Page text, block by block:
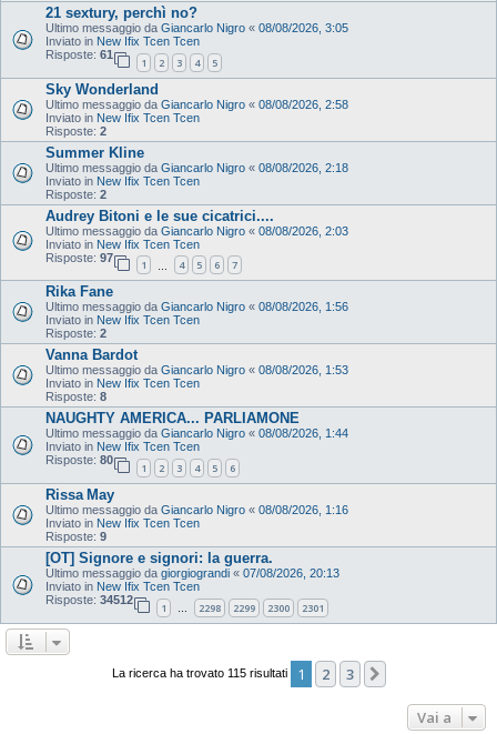
21 sextury, perchì no?
Ultimo messaggio da Giancarlo Nigro « 08/08/2026, 3:05
Inviato in New Ifix Tcen Tcen
Risposte: 61
1 2 3 4 5
Sky Wonderland
Ultimo messaggio da Giancarlo Nigro « 08/08/2026, 2:58
Inviato in New Ifix Tcen Tcen
Risposte: 2
Summer Kline
Ultimo messaggio da Giancarlo Nigro « 08/08/2026, 2:18
Inviato in New Ifix Tcen Tcen
Risposte: 2
Audrey Bitoni e le sue cicatrici....
Ultimo messaggio da Giancarlo Nigro « 08/08/2026, 2:03
Inviato in New Ifix Tcen Tcen
Risposte: 97
1 4 5 6 7
Rika Fane
Ultimo messaggio da Giancarlo Nigro « 08/08/2026, 1:56
Inviato in New Ifix Tcen Tcen
Risposte: 2
Vanna Bardot
Ultimo messaggio da Giancarlo Nigro « 08/08/2026, 1:53
Inviato in New Ifix Tcen Tcen
Risposte: 8
NAUGHTY AMERICA... PARLIAMONE
Ultimo messaggio da Giancarlo Nigro « 08/08/2026, 1:44
Inviato in New Ifix Tcen Tcen
Risposte: 80
1 2 3 4 5 6
Rissa May
Ultimo messaggio da Giancarlo Nigro « 08/08/2026, 1:16
Inviato in New Ifix Tcen Tcen
Risposte: 9
[OT] Signore e signori: la guerra.
Ultimo messaggio da giorgiograndi « 07/08/2026, 20:13
Inviato in New Ifix Tcen Tcen
Risposte: 34512
1 … 2298 2299 2300 2301
La ricerca ha trovato 115 risultati 1 2 3
Vai a